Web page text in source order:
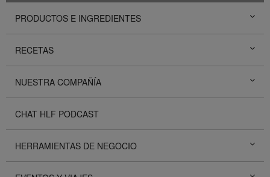
PRODUCTOS E INGREDIENTES
RECETAS
NUESTRA COMPAÑÍA
CHAT HLF PODCAST
HERRAMIENTAS DE NEGOCIO